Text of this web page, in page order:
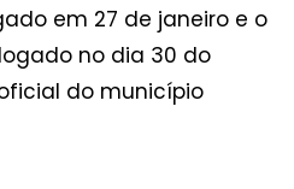
em 27 de janeiro e o
no dia 30 do
do município